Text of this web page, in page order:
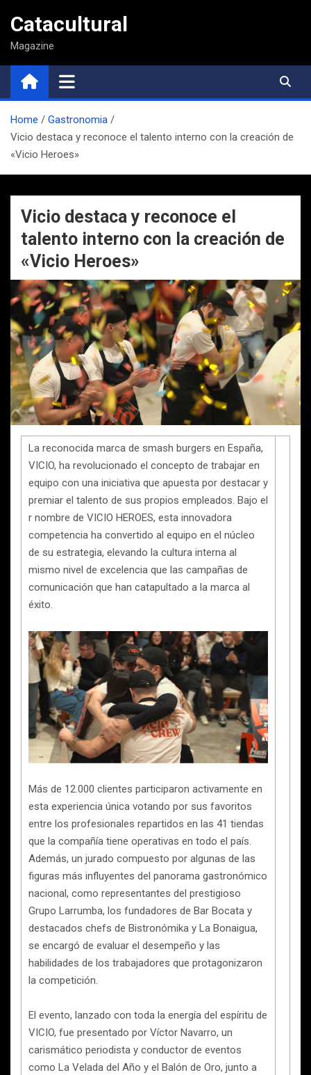
contenido
Catacultural
Magazine
Home
Gastronomia
Vicio destaca y reconoce el talento interno con la creación de
«Vicio Heroes»
Vicio destaca y reconoce el
talento interno con la creación de
«Vicio Heroes»
La reconocida marca de smash burgers en España,
VICIO, ha revolucionado el concepto de trabajar en
equipo con una iniciativa que apuesta por destacar y
premiar el talento de sus propios empleados. Bajo el
r nombre de VICIO HEROES, esta innovadora
competencia ha convertido al equipo en el núcleo
de su estrategia, elevando la cultura interna al
mismo nivel de excelencia que las campañas de
comunicación que han catapultado a la marca al
éxito.
Más de 12.000 clientes participaron activamente en
esta experiencia única votando por sus favoritos
entre los profesionales repartidos en las 41 tiendas
que la compañía tiene operativas en todo el país.
Además, un jurado compuesto por algunas de las
figuras más influyentes del panorama gastronómico
nacional, como representantes del prestigioso
Grupo Larrumba, los fundadores de Bar Bocata y
destacados chefs de Bistronómika y La Bonaigua,
se encargó de evaluar el desempeño y las
habilidades de los trabajadores que protagonizaron
la competición.
El evento, lanzado con toda la energía del espíritu de
VICIO, fue presentado por Víctor Navarro, un
carismático periodista y conductor de eventos
como La Velada del Año y el Balón de Oro, junto a